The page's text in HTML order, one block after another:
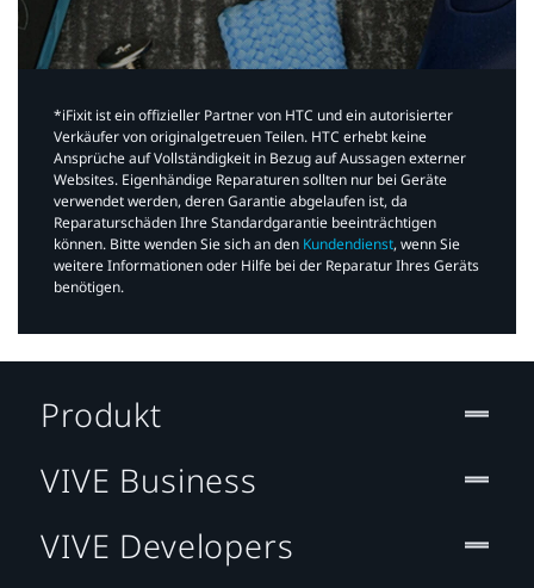
*iFixit ist ein offizieller Partner von HTC und ein autorisierter
Verkäufer von originalgetreuen Teilen. HTC erhebt keine
Ansprüche auf Vollständigkeit in Bezug auf Aussagen externer
Websites. Eigenhändige Reparaturen sollten nur bei Geräte
verwendet werden, deren Garantie abgelaufen ist, da
Reparaturschäden Ihre Standardgarantie beeinträchtigen
können. Bitte wenden Sie sich an den Kundendienst, wenn Sie
weitere Informationen oder Hilfe bei der Reparatur Ihres Geräts
benötigen.​
Produkt
VIVE Business
VIVE Developers